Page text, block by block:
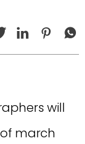
will
march